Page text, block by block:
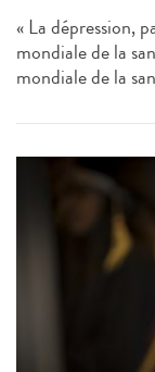
« La dépression,
mondiale de la
mondiale de la